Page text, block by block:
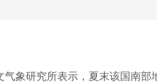
象研究所表示，夏末该国南部